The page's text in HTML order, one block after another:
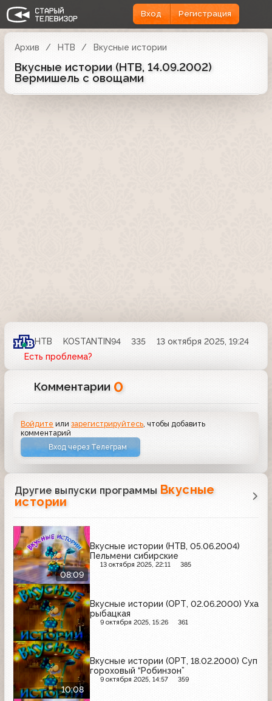
Вход Регистрация
Архив НТВ Вкусные истории
Вкусные истории (НТВ, 14.09.2002)
Вермишель с овощами
НТВ KOSTANTIN94 335
13 октября 2025, 19:24
Есть проблема?
Комментарии 0
Войдите илизарегистрируйтесь , чтобы добавить
комментарий
Вход через Телеграм
Другие выпуски программы Вкусные
истории
08:09
Вкусные истории (НТВ, 05.06.2004)
Пельмени сибирские
13 октября 2025, 22:11 385
Вкусные истории (ОРТ, 02.06.2000) Уха
рыбацкая
9 октября 2025, 15:26 361
10:08
Вкусные истории (ОРТ, 18.02.2000) Суп
гороховый “Робинзон”
9 октября 2025, 14:57 359